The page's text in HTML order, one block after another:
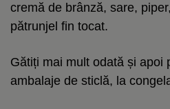
cremă de brânză, sare,
pătrunjel fin tocat.
Gătiți mai mult odată și apoi
ambalaje de sticlă, la